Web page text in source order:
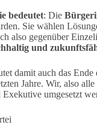
bedeutet: Die
Sie wählen
also gegenüber
und
damit auch das
Jahre. Wir, also
umgesetzt